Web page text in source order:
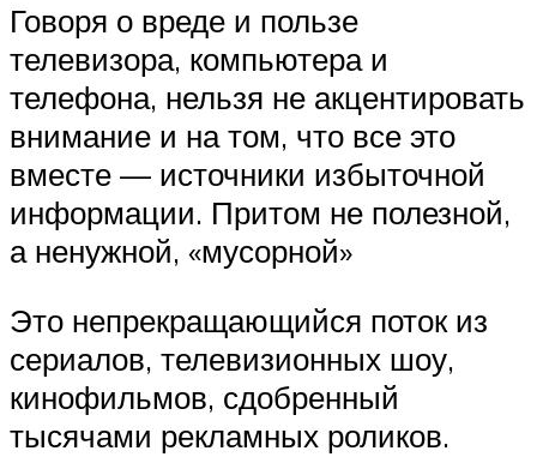
Говоря о вреде и пользе
телевизора, компьютера и
телефона, нельзя не акцентировать
внимание и на том, что все это
вместе — источники избыточной
информации. Притом не полезной,
а ненужной, «мусорной»
Это непрекращающийся поток из
сериалов, телевизионных шоу,
кинофильмов, сдобренный
тысячами рекламных роликов.